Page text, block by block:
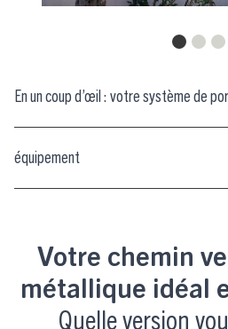
En un coup d’œil : votre système de
équipement
Votre chemin
métallique idéal
Quelle version